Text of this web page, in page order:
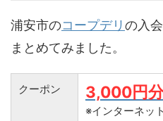
浦安市のコープデリの入
まとめてみました。
クーポン 3,000円
※インターネッ